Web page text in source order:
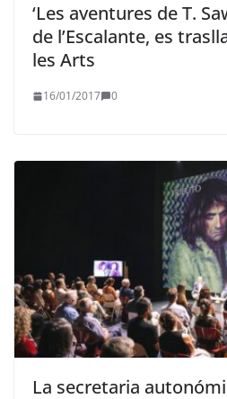
‘Les aventures de T.
de l’Escalante, es
les Arts
16/01/2017 0
La secretaria